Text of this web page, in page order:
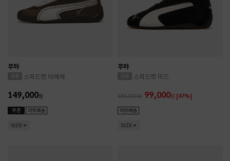
푸마
스피드캣 아에레
149,000원
SIZE
푸마
스피드캣 미드
189,000 99,000원 [47%]
SIZE